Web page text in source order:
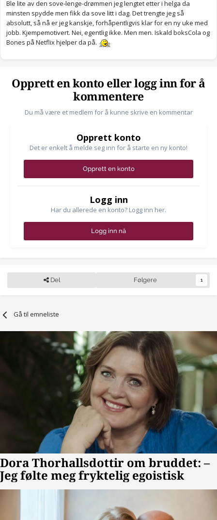
Ble lite av den sove-lenge-drømmen jeg lengtet etter i helga da
minsten spydde men fikk da sove litt i dag. Det trengte jeg så
absolutt, så nå er jeg kanskje, forhåpentligvis klar for en ny uke med
jobb. Kjempemotivert. Nei, egentlig ikke. Men men. Iskald boksCola og
Bones på Netflix hjelper da på.
Opprett en konto eller logg inn for å
kommentere
Du må være et medlem for å kunne skrive en kommentar
Opprett konto
Det er enkelt å melde seg inn for å starte en ny konto!
Opprett en konto
Logg inn
Har du allerede en konto? Logg inn her.
Logg inn nå
Del Følgere 1
Gå til emneliste